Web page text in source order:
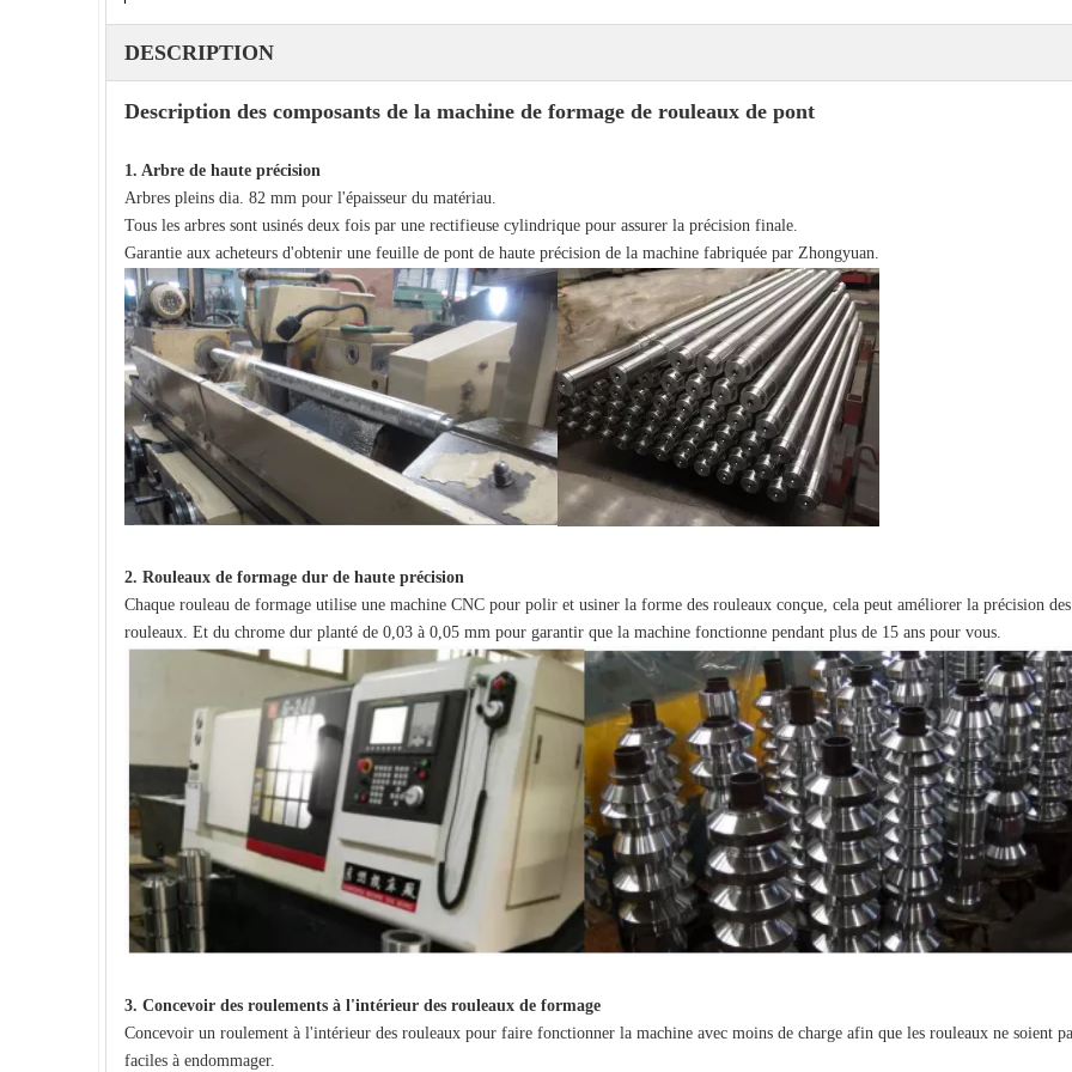
DESCRIPTION
Description des composants de la machine de formage de rouleaux de pont
1. Arbre de haute précision
Arbres pleins dia. 82 mm pour l'épaisseur du matériau.
Tous les arbres sont usinés deux fois par une rectifieuse cylindrique pour assurer la précision finale.
Garantie aux acheteurs d'obtenir une feuille de pont de haute précision de la machine fabriquée par Zhongyuan.
2. Rouleaux de formage dur de haute précision
Chaque rouleau de formage utilise une machine CNC pour polir et usiner la forme des rouleaux conçue, cela peut améliorer la précision des
rouleaux. Et du chrome dur planté de 0,03 à 0,05 mm pour garantir que la machine fonctionne pendant plus de 15 ans pour vous.
3. Concevoir des roulements à l'intérieur des rouleaux de formage
Concevoir un roulement à l'intérieur des rouleaux pour faire fonctionner la machine avec moins de charge afin que les rouleaux ne soient
faciles à endommager.